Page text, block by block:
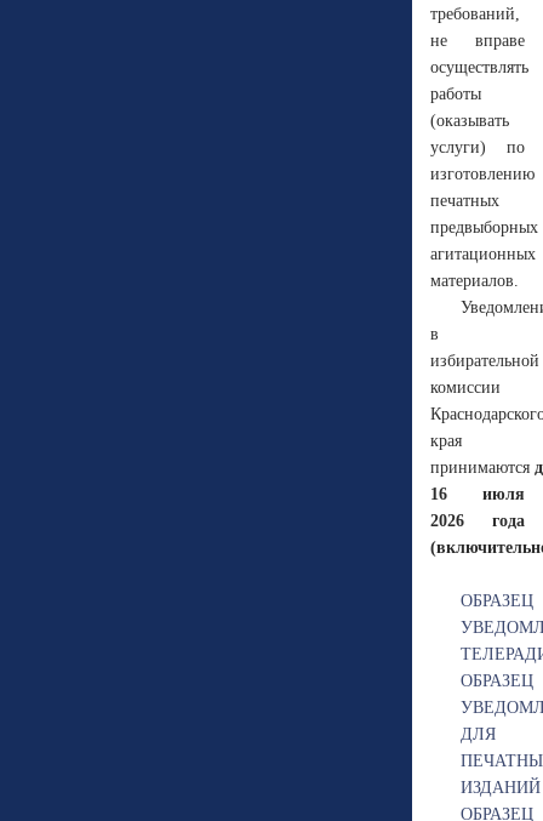
требований,
не вправе
осуществлять
работы
(оказывать
услуги) по
изготовлению
печатных
предвыборных
агитационных
материалов.
в
избирательной
комиссии
края
принимаются
16 июля
2026 года
ОБРАЗЕЦ
ОБРАЗЕЦ
ДЛЯ
ИЗДАНИЙ
ОБРАЗЕЦ